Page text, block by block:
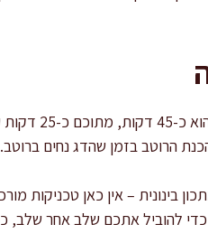
זמן
הרוטב בזמן שהדג נחים ברוטב.
בינונית – אין כאן טכניקות
להוביל אתכם שלב אחר שלב,